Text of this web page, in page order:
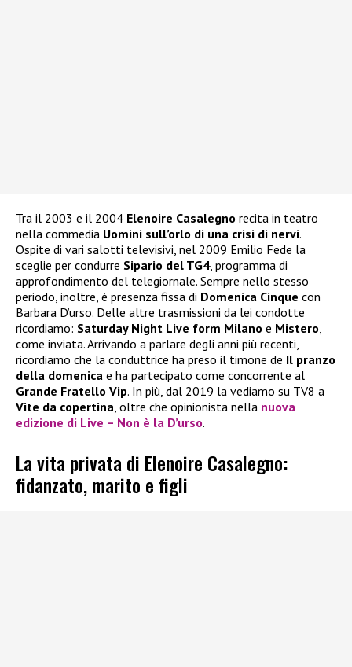
Tra il 2003 e il 2004 Elenoire Casalegno recita in teatro
nella commedia Uomini sull’orlo di una crisi di nervi.
Ospite di vari salotti televisivi, nel 2009 Emilio Fede la
sceglie per condurre Sipario del TG4, programma di
approfondimento del telegiornale. Sempre nello stesso
periodo, inoltre, è presenza fissa di Domenica Cinque con
Barbara D’urso. Delle altre trasmissioni da lei condotte
ricordiamo: Saturday Night Live form Milano e Mistero,
come inviata. Arrivando a parlare degli anni più recenti,
ricordiamo che la conduttrice ha preso il timone de Il pranzo
della domenica e ha partecipato come concorrente al
Grande Fratello Vip. In più, dal 2019 la vediamo su TV8 a
Vite da copertina, oltre che opinionista nella nuova
edizione di Live – Non è la D’urso.
La vita privata di Elenoire Casalegno:
fidanzato, marito e figli